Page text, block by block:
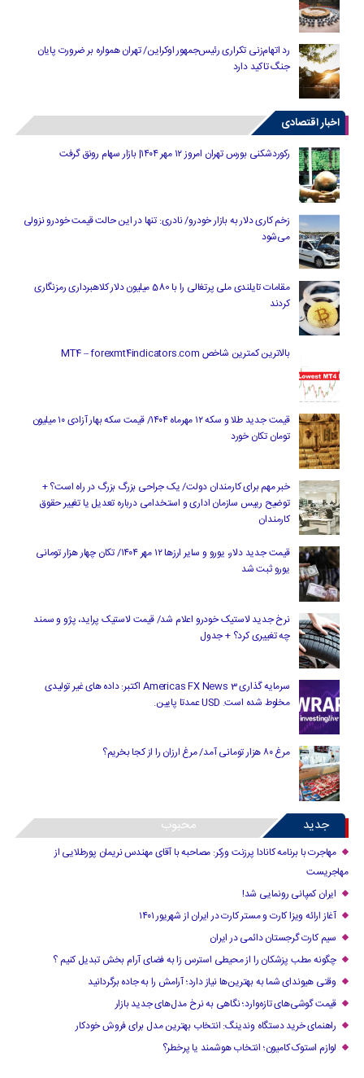
رد اتهام‌زنی تکراری رئیس‌جمهور اوکراین/ تهران همواره بر ضرورت پایان
جنگ تاکید دارد
اخبار اقتصادی
رکوردشکنی بورس تهران امروز ۱۲ مهر ۱۴۰۴| بازار سهام رونق گرفت
زخم کاری دلار به بازار خودرو/ نادری: تنها در این حالت قیمت خودرو نزولی
می‌شود
مقامات تایلندی ملی پرتغالی را با 580 میلیون دلار کلاهبرداری رمزنگاری
کردند
بالاترین کمترین شاخص MT4 – forexmt4indicators.com
قیمت جدید طلا و سکه ۱۲ مهرماه ۱۴۰۴/ قیمت سکه بهار آزادی ۱۰ میلیون
تومان تکان خورد
خبر مهم برای کارمندان دولت/ یک جراحی بزرگ بزرگ در راه است؟ +
توضیح رییس سازمان اداری و استخدامی درباره تعدیل یا تغییر حقوق
کارمندان
قیمت جدید دلار، یورو و سایر ارزها ۱۲ مهر ۱۴۰۴/ تکان چهار هزار تومانی
یورو ثبت شد
نرخ جدید لاستیک خودرو اعلام شد/ قیمت لاستیک پراید، پژو و سمند
چه تغییری کرد؟ + جدول
سرمایه گذاری Americas FX News 3 اکتبر: داده های غیر تولیدی
مخلوط شده است. USD عمدتا پایین.
مرغ ۸۰ هزار تومانی آمد/ مرغ ارزان را از کجا بخریم؟
جدید محبوب
مهاجرت با برنامه کانادا پرزنت ورکر: مصاحبه با آقای مهندس نریمان پورطلایی از
مهاجریست
ایران کمپانی رونمایی شد!
آغاز ارائه ویزا کارت و مستر کارت در ایران از شهریور ۱۴۰۱
سیم کارت گرجستان دائمی در ایران
چگونه مطب پزشکان را از محیطی استرس زا به فضای آرام بخش تبدیل کنیم ؟
وقتی هیوندای شما به بهترین‌ها نیاز دارد؛ آرامش را به جاده برگردانید
قیمت گوشی‌های تازه‌وارد؛ نگاهی به نرخ مدل‌های جدید بازار
راهنمای خرید دستگاه وندینگ: انتخاب بهترین مدل برای فروش خودکار
لوازم استوک کامیون؛ انتخاب هوشمند یا پرخطر؟